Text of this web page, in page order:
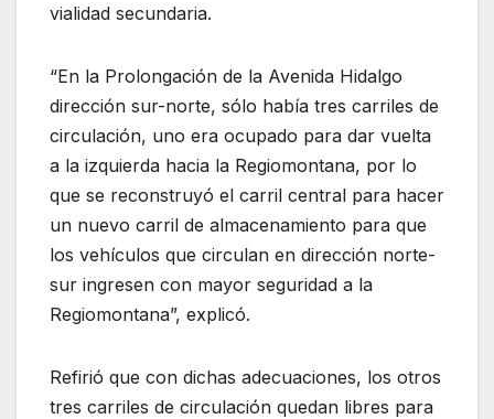
vialidad secundaria.
“En la Prolongación de la Avenida Hidalgo
dirección sur-norte, sólo había tres carriles de
circulación, uno era ocupado para dar vuelta
a la izquierda hacia la Regiomontana, por lo
que se reconstruyó el carril central para hacer
un nuevo carril de almacenamiento para que
los vehículos que circulan en dirección norte-
sur ingresen con mayor seguridad a la
Regiomontana”, explicó.
Refirió que con dichas adecuaciones, los otros
tres carriles de circulación quedan libres para